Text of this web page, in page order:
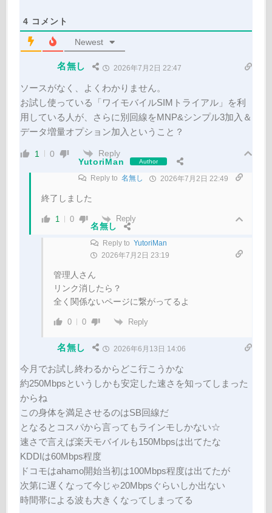
4 コメント
Newest
名無し 2026年7月2日 22:47
ソースがなく、よくわかりません。
お試し使っている「ワイモバイルSIMトライアル」を利
用している人が、さらに別回線をMNP&シンプル3加入＆
データ増量オプション加入ということ？
1 0
Reply
YutoriMan
Author
Reply to 名無し 2026年7月2日 22:49
終了しました
1 0 Reply
名無し
Reply to YutoriMan
2026年7月2日 23:19
管理人さん
リンク消したら？
全く関係ないページに繋がってるよ
0 0 Reply
名無し 2026年6月13日 14:06
今月でお試し終わるからどこ行こうかな
約250Mbpsというしかも安定した速さを知ってしまった
からね
この身体を満足させるのはSB回線だ
となるとコスパから言ってもラインモしかない☆
速さで言えば楽天モバイルも150Mbpsは出てたな
KDDIは60Mbps程度
ドコモはahamo開始当初は100Mbps程度は出てたが
次第に遅くなって今じゃ20Mbpsぐらいしか出ない
時間帯による波も大きくなってしまってる